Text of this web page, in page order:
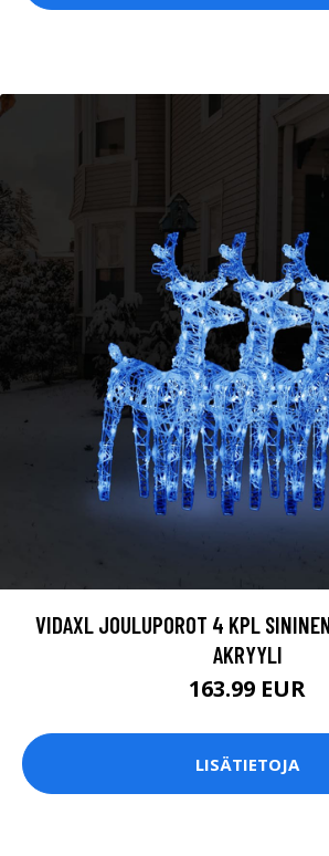
VIDAXL JOULUPOROT 4 KPL
AKRYYLI
163.99 EUR
LISÄTIETOJA